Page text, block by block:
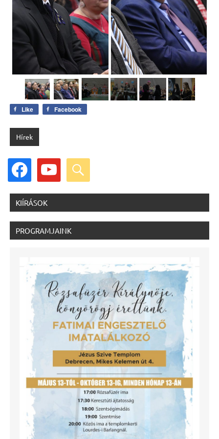
Like Facebook
Hírek
facebook youtube search
KIÍRÁSOK
PROGRAMJAINK